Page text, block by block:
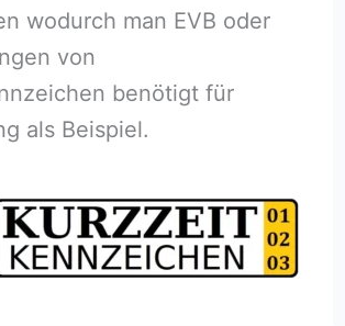
wodurch man EVB oder
von
benötigt für
als Beispiel.